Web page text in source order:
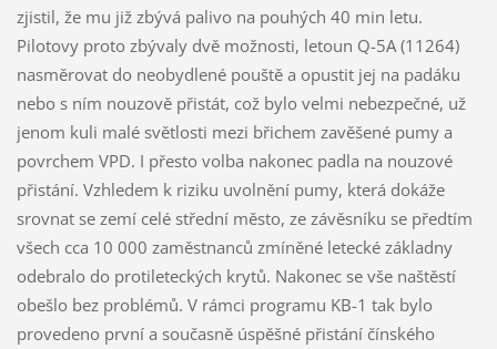
zjistil, že mu již zbývá palivo na pouhých 40 min letu.
Pilotovy proto zbývaly dvě možnosti, letoun Q-5A (11264)
nasměrovat do neobydlené pouště a opustit jej na padáku
nebo s ním nouzově přistát, což bylo velmi nebezpečné, už
jenom kuli malé světlosti mezi břichem zavěšené pumy a
povrchem VPD. I přesto volba nakonec padla na nouzové
přistání. Vzhledem k riziku uvolnění pumy, která dokáže
srovnat se zemí celé střední město, ze závěsníku se předtím
všech cca 10 000 zaměstnanců zmíněné letecké základny
odebralo do protileteckých krytů. Nakonec se vše naštěstí
obešlo bez problémů. V rámci programu KB-1 tak bylo
provedeno první a současně úspěšné přistání čínského